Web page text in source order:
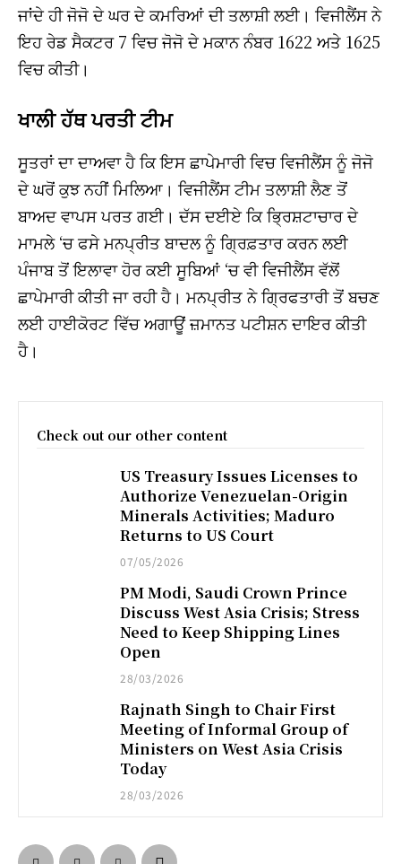
ਜਾਂਦੇ ਹੀ ਜੋਜੋ ਦੇ ਘਰ ਦੇ ਕਮਰਿਆਂ ਦੀ ਤਲਾਸ਼ੀ ਲਈ। ਵਿਜੀਲੈਂਸ ਨੇ
ਇਹ ਰੇਡ ਸੈਕਟਰ 7 ਵਿਚ ਜੋਜੋ ਦੇ ਮਕਾਨ ਨੰਬਰ 1622 ਅਤੇ 1625
ਵਿਚ ਕੀਤੀ।
ਖਾਲੀ ਹੱਥ ਪਰਤੀ ਟੀਮ
ਸੂਤਰਾਂ ਦਾ ਦਾਅਵਾ ਹੈ ਕਿ ਇਸ ਛਾਪੇਮਾਰੀ ਵਿਚ ਵਿਜੀਲੈਂਸ ਨੂੰ ਜੋਜੋ
ਦੇ ਘਰੋਂ ਕੁਝ ਨਹੀਂ ਮਿਲਿਆ। ਵਿਜੀਲੈਂਸ ਟੀਮ ਤਲਾਸ਼ੀ ਲੈਣ ਤੋਂ
ਬਾਅਦ ਵਾਪਸ ਪਰਤ ਗਈ। ਦੱਸ ਦਈਏ ਕਿ ਭ੍ਰਿਸ਼ਟਾਚਾਰ ਦੇ
ਮਾਮਲੇ ‘ਚ ਫਸੇ ਮਨਪ੍ਰੀਤ ਬਾਦਲ ਨੂੰ ਗ੍ਰਿਫ਼ਤਾਰ ਕਰਨ ਲਈ
ਪੰਜਾਬ ਤੋਂ ਇਲਾਵਾ ਹੋਰ ਕਈ ਸੂਬਿਆਂ ‘ਚ ਵੀ ਵਿਜੀਲੈਂਸ ਵੱਲੋਂ
ਛਾਪੇਮਾਰੀ ਕੀਤੀ ਜਾ ਰਹੀ ਹੈ। ਮਨਪ੍ਰੀਤ ਨੇ ਗ੍ਰਿਫਤਾਰੀ ਤੋਂ ਬਚਣ
ਲਈ ਹਾਈਕੋਰਟ ਵਿੱਚ ਅਗਾਊਂ ਜ਼ਮਾਨਤ ਪਟੀਸ਼ਨ ਦਾਇਰ ਕੀਤੀ
ਹੈ।
Check out our other content
US Treasury Issues Licenses to
Authorize Venezuelan-Origin
Minerals Activities; Maduro
Returns to US Court
07/05/2026
PM Modi, Saudi Crown Prince
Discuss West Asia Crisis; Stress
Need to Keep Shipping Lines
Open
28/03/2026
Rajnath Singh to Chair First
Meeting of Informal Group of
Ministers on West Asia Crisis
Today
28/03/2026